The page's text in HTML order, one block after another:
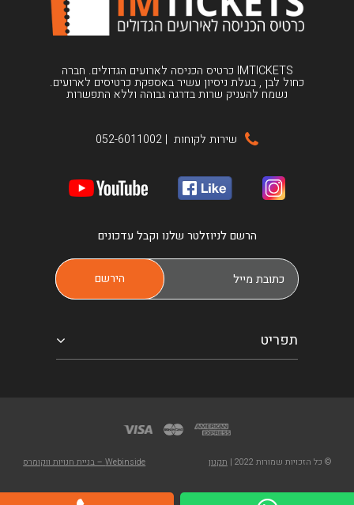
IMTICKETS כרטיס הכניסה לארועים הגדולים. חברה
כחול לבן , בעלת ניסיון עשיר באספקת כרטיסים לארועים.
נשמח להעניק שרות בדרגה גבוהה וללא התפשרות
שירות לקוחות |
052-6011002
הרשם לניוזלטר שלנו וקבל עדכונים
תפריט
© כל הזכויות שמורות 2022 | תקנון Webinside – בניית חנויות ווקומרס